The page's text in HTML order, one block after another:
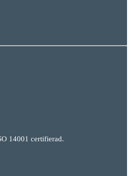
14001 certifierad.